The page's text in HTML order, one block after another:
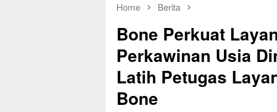
Home Berita
Bone Perkuat
Perkawinan Usia
Latih Petugas
Bone